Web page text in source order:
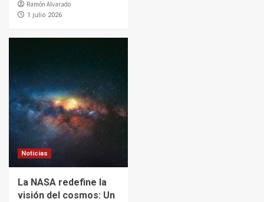
Ramón Alvarado
1 julio 2026
Noticias
La NASA redefine la
visión del cosmos: Un